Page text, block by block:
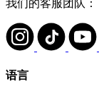
我们的客服团队：
语言